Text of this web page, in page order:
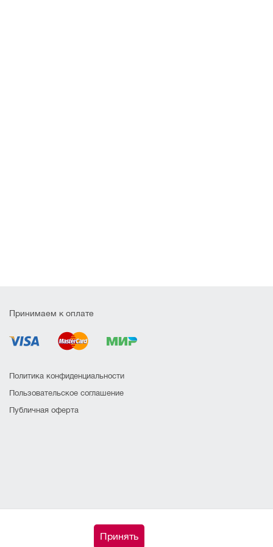
Принимаем к оплате
Политика конфиденциальности
Пользовательское соглашение
Публичная оферта
Принять